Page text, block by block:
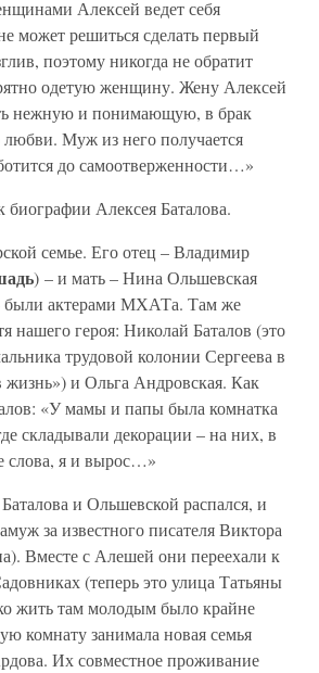
Алексей ведет себя
может решиться сделать первый
поэтому никогда не обратит
одетую женщину. Жену Алексей
нежную и понимающую, в брак
любви. Муж из него получается
до самоотверженности…»
биографии Алексея Баталова.
семье. Его отец – Владимир
) – и мать – Нина Ольшевская
были актерами МХАТа. Там же
нашего героя: Николай Баталов (это
трудовой колонии Сергеева в
и Ольга Андровская. Как
«У мамы и папы была комнатка
складывали декорации – на них, в
слова, я и вырос…»
и Ольшевской распался, и
за известного писателя Виктора
Вместе с Алешей они переехали к
(теперь это улица Татьяны
жить там молодым было крайне
комнату занимала новая семья
Их совместное проживание